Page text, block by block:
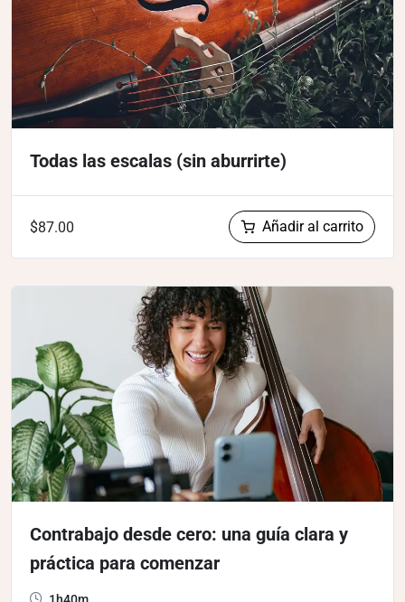
Todas las escalas (sin aburrirte)
$87.00 Añadir al carrito
Contrabajo desde cero: una guía clara y
práctica para comenzar
1h40m